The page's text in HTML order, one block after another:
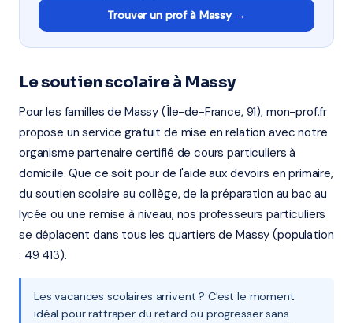
Trouver un prof à Massy →
Le soutien scolaire à Massy
Pour les familles de Massy (Île-de-France, 91), mon-prof.fr
propose un service gratuit de mise en relation avec notre
organisme partenaire certifié de cours particuliers à
domicile. Que ce soit pour de l'aide aux devoirs en primaire,
du soutien scolaire au collège, de la préparation au bac au
lycée ou une remise à niveau, nos professeurs particuliers
se déplacent dans tous les quartiers de Massy (population
: 49 413).
Les vacances scolaires arrivent ? C'est le moment
idéal pour rattraper du retard ou progresser sans